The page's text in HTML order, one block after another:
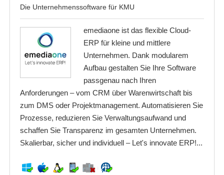
Die Unternehmenssoftware für KMU
emediaone ist das flexible Cloud-
ERP für kleine und mittlere
Unternehmen. Dank modularem
Aufbau gestalten Sie Ihre Software
passgenau nach Ihren
Anforderungen – vom CRM über Warenwirtschaft bis
zum DMS oder Projektmanagement. Automatisieren Sie
Prozesse, reduzieren Sie Verwaltungsaufwand und
schaffen Sie Transparenz im gesamten Unternehmen.
Skalierbar, sicher und individuell – Let's innovate ERP!...